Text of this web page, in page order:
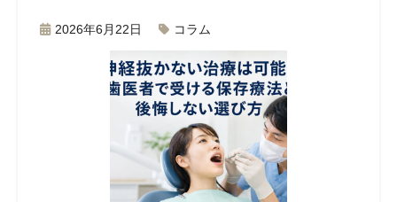
2026年6月22日 コラム